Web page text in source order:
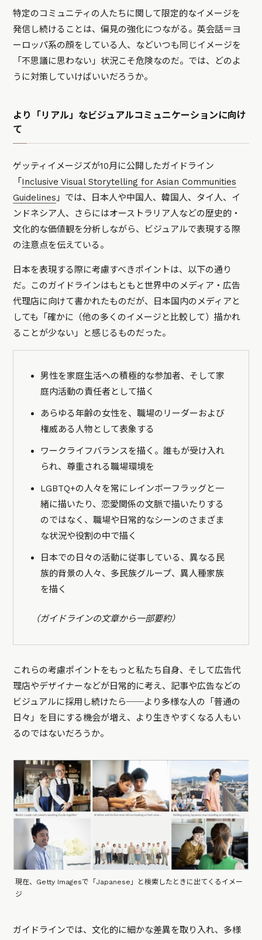
特定のコミュニティの人たちに関して限定的なイメージを
発信し続けることは、偏見の強化につながる。英会話＝ヨ
ーロッパ系の顔をしている人、などいつも同じイメージを
「不思議に思わない」状況こそ危険なのだ。では、どのよ
うに対策していけばいいだろうか。
より「リアル」なビジュアルコミュニケーションに向け
て
ゲッティイメージズが10月に公開したガイドライン
「 Inclusive Visual Storytelling for Asian Communities
Guidelines 」では、日本人や中国人、韓国人、タイ人、イ
ンドネシア人、さらにはオーストラリア人などの歴史的・
文化的な価値観を分析しながら、ビジュアルで表現する際
の注意点を伝えている。
日本を表現する際に考慮すべきポイントは、以下の通り
だ。このガイドラインはもともと世界中のメディア・広告
代理店に向けて書かれたものだが、日本国内のメディアと
しても「確かに（他の多くのイメージと比較して）描かれ
ることが少ない」と感じるものだった。
男性を家庭生活への積極的な参加者、そして家
庭内活動の責任者として描く
あらゆる年齢の女性を、職場のリーダーおよび
権威ある人物として表象する
ワークライフバランスを描く。誰もが受け入れ
られ、尊重される職場環境を
LGBTQ+の人々を常にレインボーフラッグと一
緒に描いたり、恋愛関係の文脈で描いたりする
のではなく、職場や日常的なシーンのさまざま
な状況や役割の中で描く
日本での日々の活動に従事している、異なる民
族的背景の人々、多民族グループ、異人種家族
を描く
（ガイドラインの文章から一部要約）
これらの考慮ポイントをもっと私たち自身、そして広告代
理店やデザイナーなどが日常的に考え、記事や広告などの
ビジュアルに採用し続けたら──より多様な人の「普通の
日々」を目にする機会が増え、より生きやすくなる人もい
るのではないだろうか。
現在、Getty Imagesで「Japanese」と検索したときに出てくるイメー
ジ
ガイドラインでは、文化的に細かな差異を取り入れ、多様